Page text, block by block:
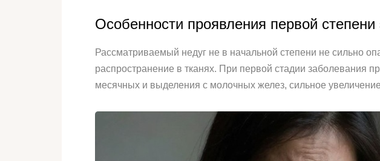
Особенности проявления первой степени
Рассматриваемый недуг не в начальной степени не сильно
распространение в тканях. При первой стадии заболевания
месячных и выделения с молочных желез, сильное